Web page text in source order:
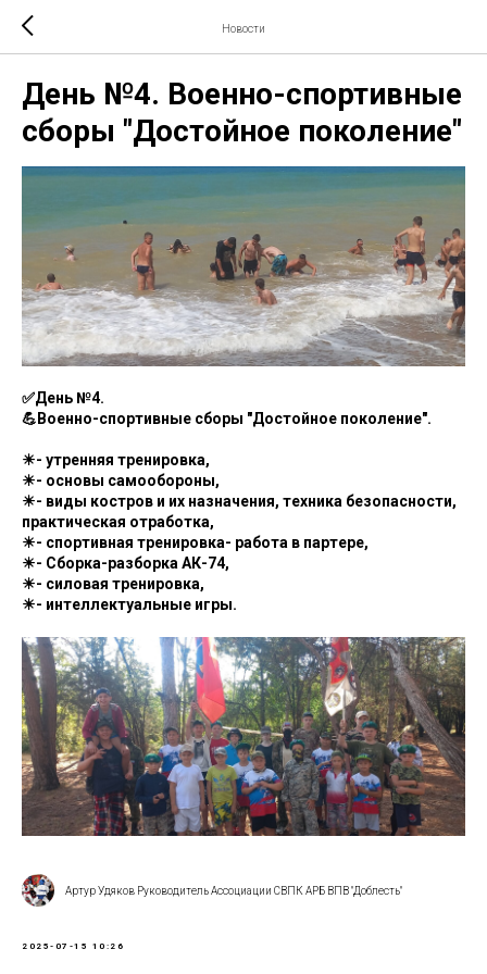
Новости
День №4. Военно-спортивные
сборы "Достойное поколение"
✅День №4.
💪Военно-спортивные сборы "Достойное поколение".
☀- утренняя тренировка,
☀- основы самообороны,
☀- виды костров и их назначения, техника безопасности,
практическая отработка,
☀- спортивная тренировка- работа в партере,
☀- Сборка-разборка АК-74,
☀- силовая тренировка,
☀- интеллектуальные игры.
Артур Удяков Руководитель Ассоциации СВПК АРБ ВПВ "Доблесть"
2025-07-15 10:26